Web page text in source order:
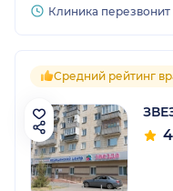
Клиника
Средний рейтинг